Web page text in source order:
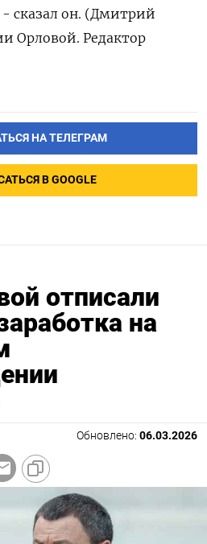
сказал он. (Дмитрий
Орловой. Редактор
НА ТЕЛЕГРАМ
В GOOGLE
отписали
на
Обновлено: 06.03.2026